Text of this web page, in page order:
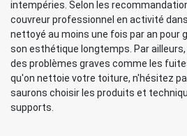
intempéries. Selon les
couvreur professionnel en activité
nettoyé au moins une fois par an pour
son esthétique longtemps. Par
des problèmes graves comme les
qu'on nettoie votre toiture, n'hésitez
saurons choisir les produits et
supports.